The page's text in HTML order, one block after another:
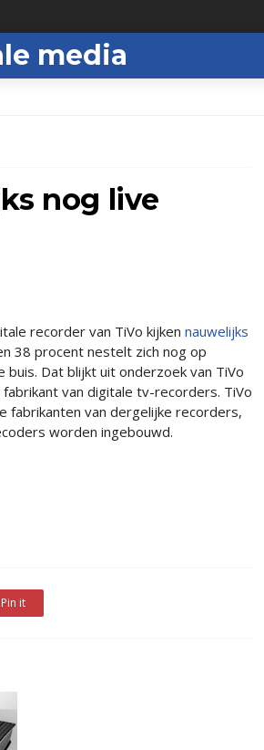
media
nog live
recorder van TiVo kijken nauwelijks
38 procent nestelt zich nog op
Dat blijkt uit onderzoek van TiVo
fabrikant van digitale tv-recorders. TiVo
fabrikanten van dergelijke recorders,
worden ingebouwd.
Pin it